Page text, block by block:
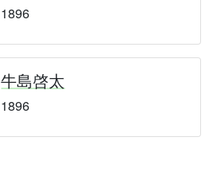
1896
牛島啓太
1896